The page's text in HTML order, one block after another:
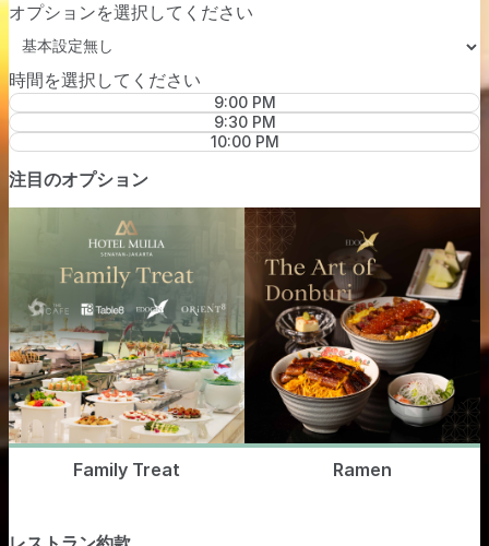
オプションを選択してください
時間を選択してください
9:00 PM
9:30 PM
10:00 PM
注目のオプション
Family Treat Ramen